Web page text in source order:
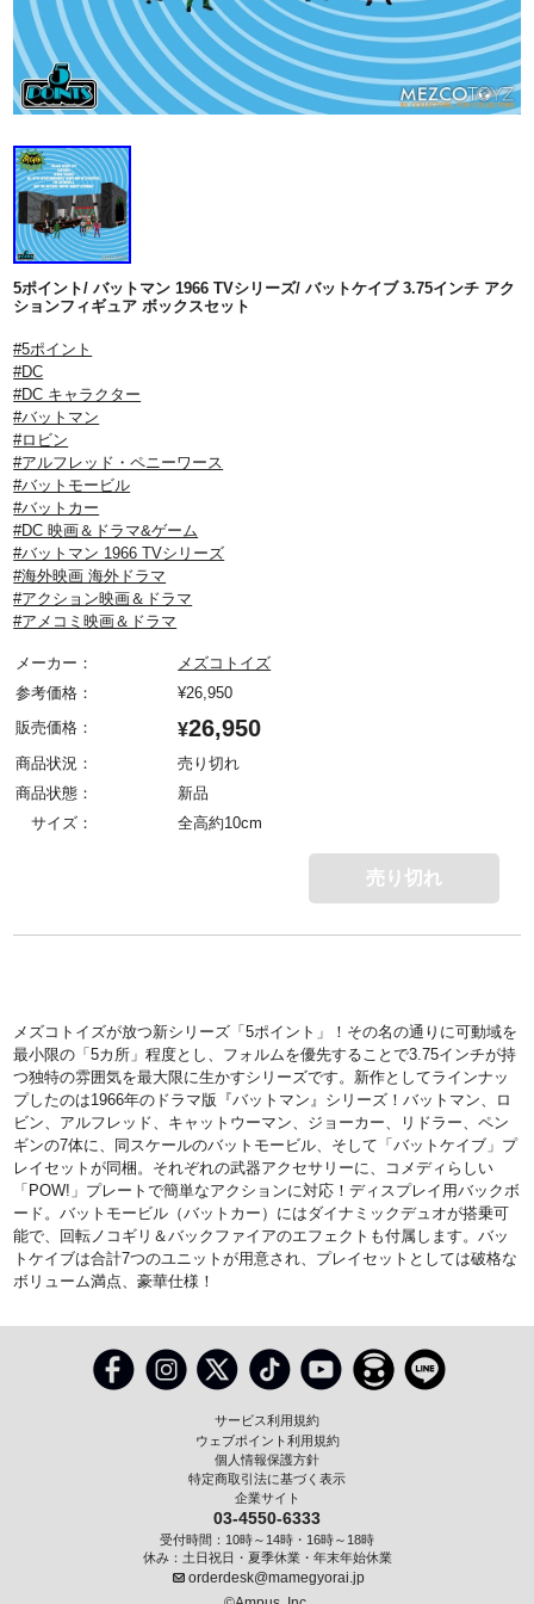
5ポイント/ バットマン 1966 TVシリーズ/ バットケイブ 3.75インチ アク
ションフィギュア ボックスセット
#5ポイント
#DC
#DC キャラクター
#バットマン
#ロビン
#アルフレッド・ペニーワース
#バットモービル
#バットカー
#DC 映画＆ドラマ&ゲーム
#バットマン 1966 TVシリーズ
#海外映画 海外ドラマ
#アクション映画＆ドラマ
#アメコミ映画＆ドラマ
メーカー：
メズコトイズ
参考価格：
¥26,950
販売価格：
¥26,950
商品状況：
売り切れ
商品状態：
新品
サイズ：
全高約10cm
売り切れ
メズコトイズが放つ新シリーズ「5ポイント」！その名の通りに可動域を
最小限の「5カ所」程度とし、フォルムを優先することで3.75インチが持
つ独特の雰囲気を最大限に生かすシリーズです。新作としてラインナッ
プしたのは1966年のドラマ版『バットマン』シリーズ！バットマン、ロ
ビン、アルフレッド、キャットウーマン、ジョーカー、リドラー、ペン
ギンの7体に、同スケールのバットモービル、そして「バットケイブ」プ
レイセットが同梱。それぞれの武器アクセサリーに、コメディらしい
「POW!」プレートで簡単なアクションに対応！ディスプレイ用バックボ
ード。バットモービル（バットカー）にはダイナミックデュオが搭乗可
能で、回転ノコギリ＆バックファイアのエフェクトも付属します。バッ
トケイブは合計7つのユニットが用意され、プレイセットとしては破格な
ボリューム満点、豪華仕様！
サービス利用規約
ウェブポイント利用規約
個人情報保護方針
特定商取引法に基づく表示
企業サイト
03-4550-6333
受付時間：10時～14時・16時～18時
休み：土日祝日・夏季休業・年末年始休業
orderdesk@mamegyorai.jp